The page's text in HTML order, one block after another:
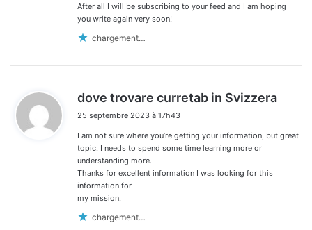
After all I will be subscribing to your feed and I am hoping
you write again very soon!
chargement…
dove trovare curretab in Svizzera
25 septembre 2023 à 17h43
I am not sure where you’re getting your information, but great
topic. I needs to spend some time learning more or
understanding more.
Thanks for excellent information I was looking for this
information for
my mission.
chargement…